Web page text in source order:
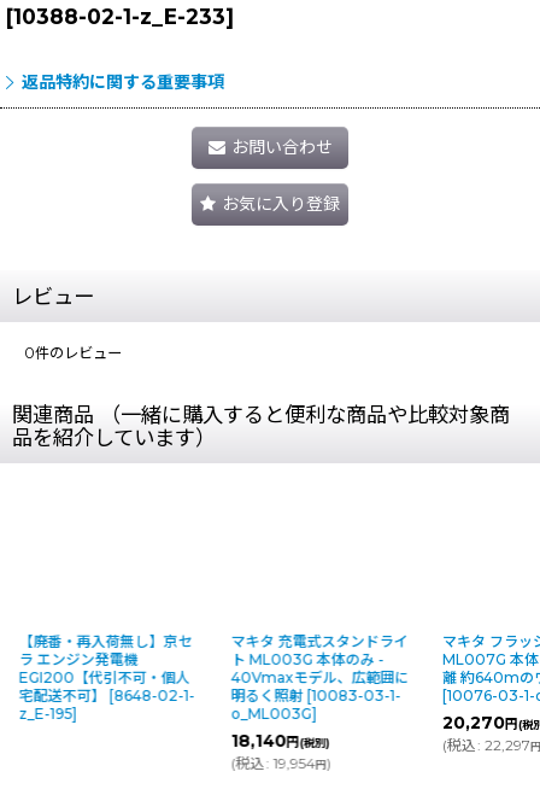
[10388-02-1-z_E-233]
返品特約に関する重要事項
お問い合わせ
お気に入り登録
レビュー
0件のレビュー
関連商品 （一緒に購入すると便利な商品や比較対象商
品を紹介しています）
【廃番・再入荷無し】京セ
ラ エンジン発電機
EGI200【代引不可・個人
宅配送不可】
[8648-02-1-
z_E-195]
マキタ 充電式スタンドライ
ト ML003G 本体のみ -
40Vmaxモデル、広範囲に
明るく照射 [10083-03-1-
o_ML003G]
18,140円(税別)
(税込: 19,954円)
マキタ フラッ
ML007G 本体
離 約640mの
[10076-03-1-
20,270円(税
(税込: 22,297円